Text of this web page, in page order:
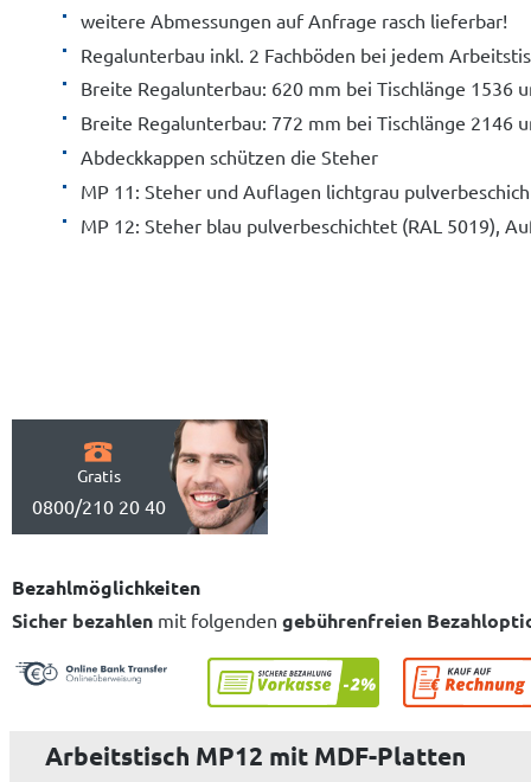
weitere Abmessungen auf Anfrage rasch lieferbar!
Regalunterbau inkl. 2 Fachböden bei jedem
Breite Regalunterbau: 620 mm bei Tischlänge 1536
Breite Regalunterbau: 772 mm bei Tischlänge 2146
Abdeckkappen schützen die Steher
MP 11: Steher und Auflagen lichtgrau
MP 12: Steher blau pulverbeschichtet (RAL 5019),
Gratis
0800/210 20 40
Bezahlmöglichkeiten
Sicher bezahlen mit folgenden gebührenfreien
Arbeitstisch MP12 mit MDF-Platten